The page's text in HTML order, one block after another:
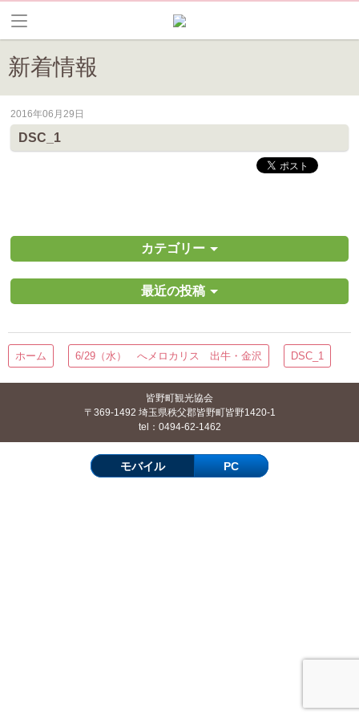
新着情報
皆野町のイベントやお祭り、花情報等の最新情報や観光協会会員情報
2016年06月29日
DSC_1
カテゴリー
最近の投稿
ホーム 6/29（水） へメロカリス 出牛・金沢 DSC_1
皆野町観光協会
〒369-1492 埼玉県秩父郡皆野町皆野1420-1
tel：0494-62-1462
モバイル PC